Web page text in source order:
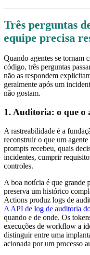
Três perguntas
equipe precisa
Quando agentes se tornam
código, três perguntas
não as respondem
geralmente após um
não gostam.
1. Auditoria: o que o
A rastreabilidade é a
reconstruir o que um
prompts recebeu, quais
incidentes, cumprir
controles.
A boa notícia é que grande
preserva um histórico
Actions produz logs de
A API de log de auditoria
quando e de onde. Os
execuções de workflow a
distinguir entre uma
acionada por um processo